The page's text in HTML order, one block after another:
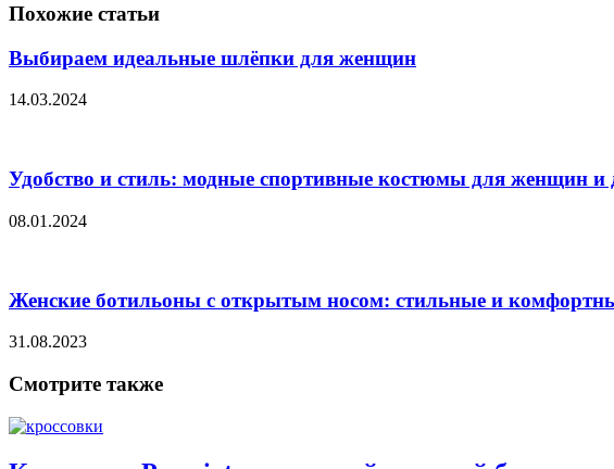
Похожие статьи
Выбираем идеальные шлёпки для женщин
14.03.2024
Удобство и стиль: модные спортивные костюмы для женщин и
08.01.2024
Женские ботильоны с открытым носом: стильные и
31.08.2023
Смотрите также